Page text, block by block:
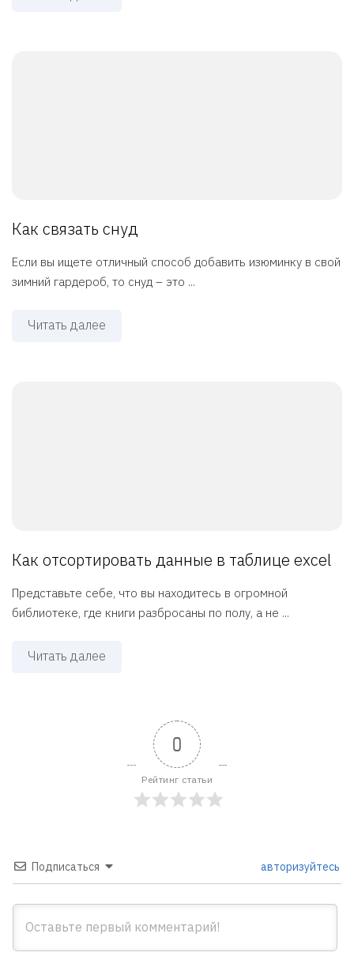
Как связать снуд
Если вы ищете отличный способ добавить изюминку в свой
зимний гардероб, то снуд – это ...
Читать далее
Как отсортировать данные в таблице excel
Представьте себе, что вы находитесь в огромной
библиотеке, где книги разбросаны по полу, а не ...
Читать далее
0
Рейтинг статьи
Подписаться авторизуйтесь